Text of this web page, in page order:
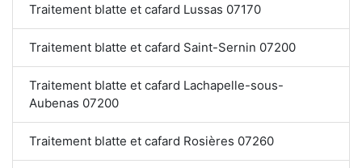
Traitement blatte et cafard Lussas 07170
Traitement blatte et cafard Saint-Sernin 07200
Traitement blatte et cafard Lachapelle-sous-
Aubenas 07200
Traitement blatte et cafard Rosières 07260